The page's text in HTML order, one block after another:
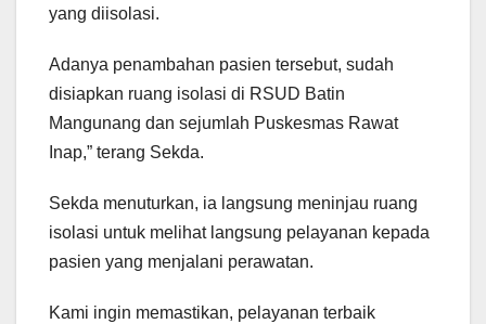
yang diisolasi.
Adanya penambahan pasien tersebut, sudah
disiapkan ruang isolasi di RSUD Batin
Mangunang dan sejumlah Puskesmas Rawat
Inap,” terang Sekda.
Sekda menuturkan, ia langsung meninjau ruang
isolasi untuk melihat langsung pelayanan kepada
pasien yang menjalani perawatan.
Kami ingin memastikan, pelayanan terbaik